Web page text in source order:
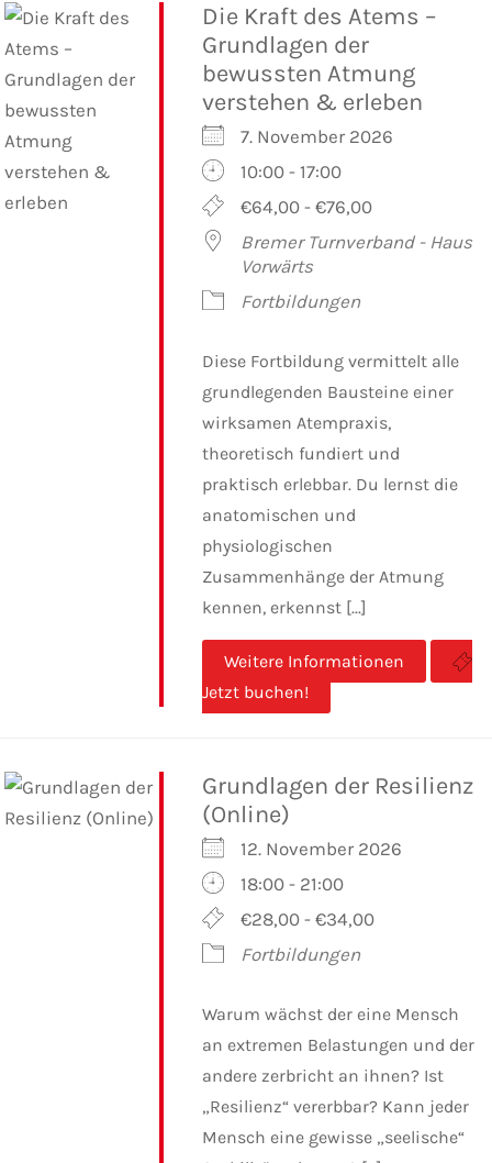
Die Kraft des Atems –
Grundlagen der
bewussten Atmung
verstehen & erleben
7. November 2026
10:00 - 17:00
€64,00 - €76,00
Bremer Turnverband - Haus
Vorwärts
Fortbildungen
Diese Fortbildung vermittelt alle
grundlegenden Bausteine einer
wirksamen Atempraxis,
theoretisch fundiert und
praktisch erlebbar. Du lernst die
anatomischen und
physiologischen
Zusammenhänge der Atmung
kennen, erkennst [...]
Weitere Informationen
Jetzt buchen!
Grundlagen der Resilienz
(Online)
12. November 2026
18:00 - 21:00
€28,00 - €34,00
Fortbildungen
Warum wächst der eine Mensch
an extremen Belastungen und der
andere zerbricht an ihnen? Ist
„Resilienz“ vererbbar? Kann jeder
Mensch eine gewisse „seelische“